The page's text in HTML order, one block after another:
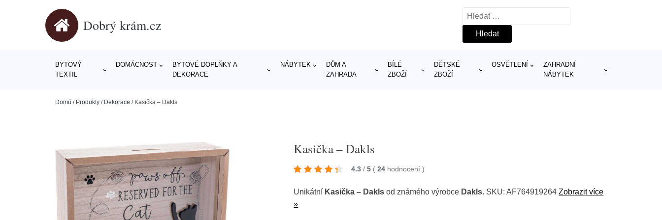
Dobrý krám.cz
Vyhledávání
BYTOVÝ
TEXTIL
DOMÁCNOST
BYTOVÉ DOPLŇKY A
DEKORACE
NÁBYTEK
DŮM A
ZAHRADA
BÍLÉ
ZBOŽÍ
DĚTSKÉ
ZBOŽÍ
OSVĚTLENÍ
ZAHRADNÍ
NÁBYTEK
Domů / Produkty / Dekorace / Kasička – Dakls
Kasička – Dakls
4.3 / 5 ( 24 hodnocení)
Unikátní Kasička – Dakls od známého výrobce Dakls. SKU: AF764919264Zobrazit více
»